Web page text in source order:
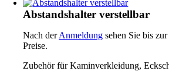
Abstandshalter verstellbar
Nach derAnmeldung sehen Sie bis
Preise.
Zubehör für Kaminverkleidung,